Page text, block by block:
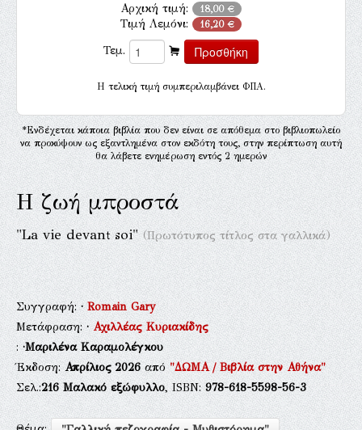
Αρχική τιμή: 18,00 €
Τιμή Λεμόνι: 16,20 €
Τεμ.
H τελική τιμή συμπεριλαμβάνει ΦΠΑ.
*Ενδέχεται κάποια βιβλία που δεν είναι σε απόθεμα στο βιβλιοπωλείο
να προκύψουν ως εξαντλημένα στον εκδότη τους, στην περίπτωση αυτή
θα λάβετε ενημέρωση εντός 2 ημερών
Η ζωή μπροστά
"La vie devant soi"(Πρωτότυπος τίτλος στα γαλλικά)
Συγγραφή:·Romain Gary
Μετάφραση:·Αχιλλέας Κυριακίδης
:·Μαριλένα Καραμολέγκου
Έκδοση:Απρίλιος 2026από"ΔΩΜΑ / Βιβλία στην Αθήνα"
Σελ.:216 Μαλακό εξώφυλλο, ISBN:978-618-5598-56-3